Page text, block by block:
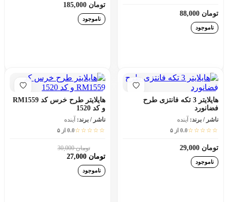
تومان 88,000
ناموجود
تومان 185,000
ناموجود
هایلایتر 3 تکه فانتزی طرح
فضانورد
ناشر / برند: آینده
☆☆☆☆☆0.0 از ۵
تومان 29,000
ناموجود
هایلایتر طرح خرس کد RM1559
و کد 1520
ناشر / برند: آینده
☆☆☆☆☆0.0 از ۵
تومان 30,000
تومان 27,000
ناموجود